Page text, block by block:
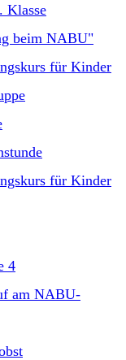
Klasse
beim NABU"
für Kinder
für Kinder
4
am NABU-